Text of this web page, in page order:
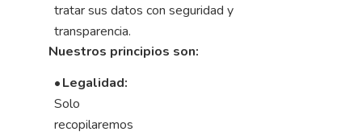
tratar sus datos con seguridad y
transparencia.
Nuestros principios son:
•Legalidad:
Solo
recopilaremos